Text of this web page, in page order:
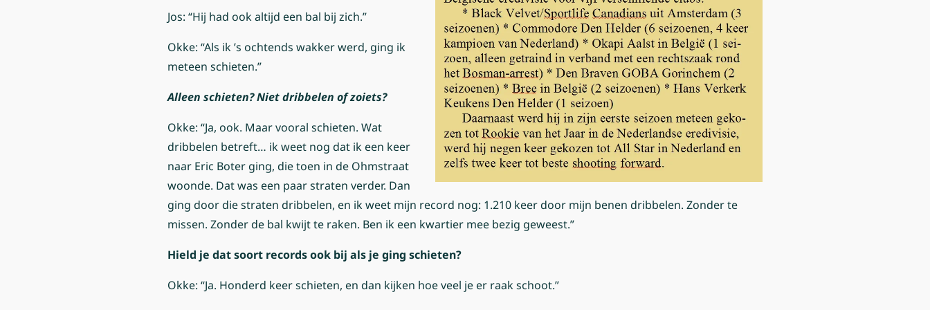
Jos: “Hij had ook altijd een bal bij zich.”
Okke: “Als ik ’s ochtends wakker werd, ging ik
meteen schieten.”
Alleen schieten? Niet dribbelen of zoiets?
Okke: “Ja, ook. Maar vooral schieten. Wat
dribbelen betreft… ik weet nog dat ik een keer
naar Eric Boter ging, die toen in de Ohmstraat
woonde. Dat was een paar straten verder. Dan
ging door die straten dribbelen, en ik weet mijn record nog: 1.210 keer door mijn benen dribbelen. Zonder te
missen. Zonder de bal kwijt te raken. Ben ik een kwartier mee bezig geweest.”
Hield je dat soort records ook bij als je ging schieten?
Okke: “Ja. Honderd keer schieten, en dan kijken hoe veel je er raak schoot.”